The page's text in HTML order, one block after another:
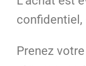
confidentiel,
Prenez